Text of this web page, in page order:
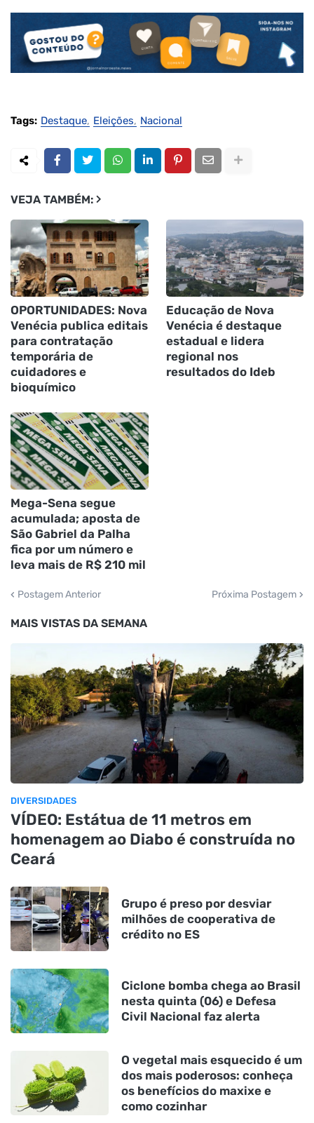
Tags: Destaque Eleições Nacional
VEJA TAMBÉM:
OPORTUNIDADES: Nova
Venécia publica editais
para contratação
temporária de
cuidadores e
bioquímico
Educação de Nova
Venécia é destaque
estadual e lidera
regional nos
resultados do Ideb
Mega-Sena segue
acumulada; aposta de
São Gabriel da Palha
fica por um número e
leva mais de R$ 210 mil
Postagem Anterior Próxima Postagem
MAIS VISTAS DA SEMANA
DIVERSIDADES
VÍDEO: Estátua de 11 metros em
homenagem ao Diabo é construída no
Ceará
Grupo é preso por desviar
milhões de cooperativa de
crédito no ES
Ciclone bomba chega ao Brasil
nesta quinta (06) e Defesa
Civil Nacional faz alerta
O vegetal mais esquecido é um
dos mais poderosos: conheça
os benefícios do maxixe e
como cozinhar